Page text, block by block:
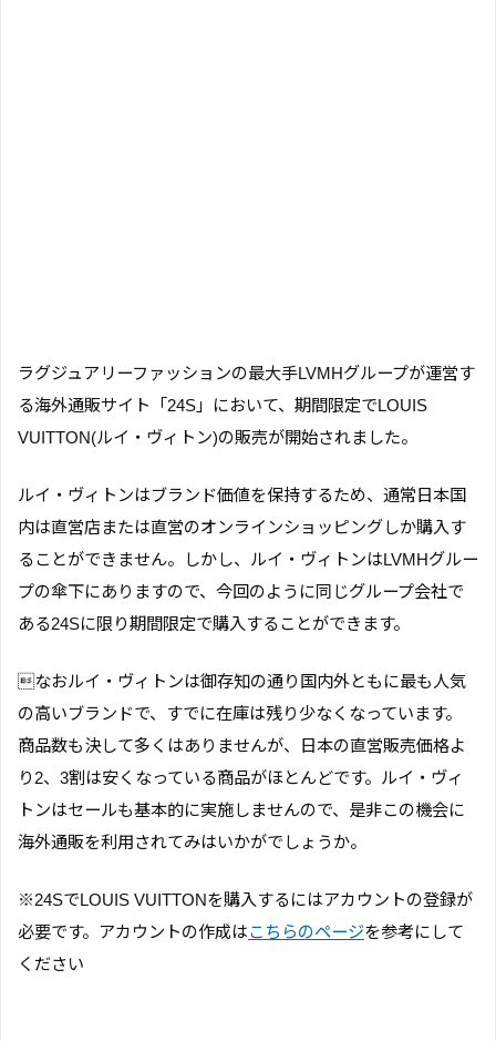
ラグジュアリーファッションの最大手LVMHグループが運営す
る海外通販サイト「24S」において、期間限定でLOUIS
VUITTON(ルイ・ヴィトン)の販売が開始されました。
ルイ・ヴィトンはブランド価値を保持するため、通常日本国
内は直営店または直営のオンラインショッピングしか購入す
ることができません。しかし、ルイ・ヴィトンはLVMHグルー
プの傘下にありますので、今回のように同じグループ会社で
ある24Sに限り期間限定で購入することができます。
なおルイ・ヴィトンは御存知の通り国内外ともに最も人気
の高いブランドで、すでに在庫は残り少なくなっています。
商品数も決して多くはありませんが、日本の直営販売価格よ
り2、3割は安くなっている商品がほとんどです。ルイ・ヴィ
トンはセールも基本的に実施しませんので、是非この機会に
海外通販を利用されてみはいかがでしょうか。
※24SでLOUIS VUITTONを購入するにはアカウントの登録が
必要です。アカウントの作成はこちらのページを参考にして
ください